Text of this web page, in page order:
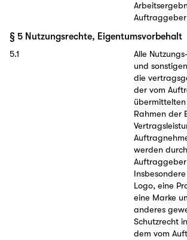
§ 5 Nutzungsrechte, Eigentumsvorbehalt
5.1
Alle
und
die
der vom
Rahmen der
werden
Logo, eine
eine Marke
anderes
Schutzrecht
dem vom